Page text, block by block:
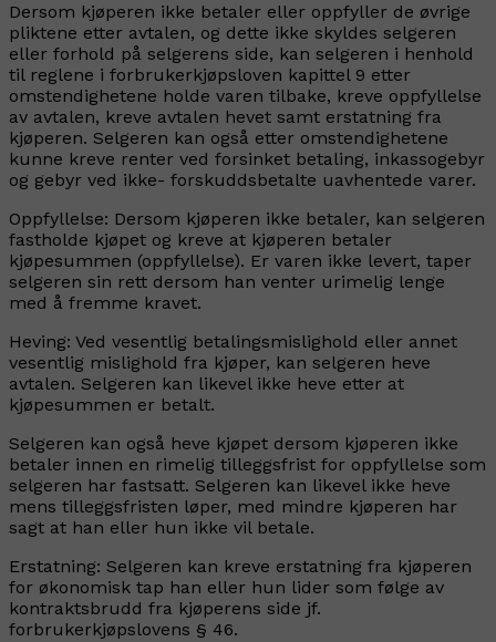
Dersom kjøperen ikke betaler eller oppfyller de øvrige
pliktene etter avtalen, og dette ikke skyldes selgeren
eller forhold på selgerens side, kan selgeren i henhold
til reglene i forbrukerkjøpsloven kapittel 9 etter
omstendighetene holde varen tilbake, kreve oppfyllelse
av avtalen, kreve avtalen hevet samt erstatning fra
kjøperen. Selgeren kan også etter omstendighetene
kunne kreve renter ved forsinket betaling, inkassogebyr
og gebyr ved ikke- forskuddsbetalte uavhentede varer.
Oppfyllelse: Dersom kjøperen ikke betaler, kan selgeren
fastholde kjøpet og kreve at kjøperen betaler
kjøpesummen (oppfyllelse). Er varen ikke levert, taper
selgeren sin rett dersom han venter urimelig lenge
med å fremme kravet.
Heving: Ved vesentlig betalingsmislighold eller annet
vesentlig mislighold fra kjøper, kan selgeren heve
avtalen. Selgeren kan likevel ikke heve etter at
kjøpesummen er betalt.
Selgeren kan også heve kjøpet dersom kjøperen ikke
betaler innen en rimelig tilleggsfrist for oppfyllelse som
selgeren har fastsatt. Selgeren kan likevel ikke heve
mens tilleggsfristen løper, med mindre kjøperen har
sagt at han eller hun ikke vil betale.
Erstatning: Selgeren kan kreve erstatning fra kjøperen
for økonomisk tap han eller hun lider som følge av
kontraktsbrudd fra kjøperens side jf.
forbrukerkjøpslovens § 46.